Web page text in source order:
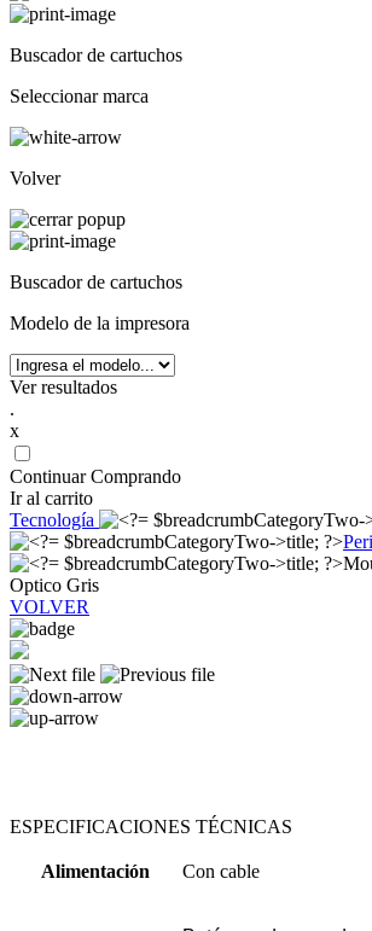
Buscador de cartuchos
Seleccionar marca
Volver
Buscador de cartuchos
Modelo de la impresora
Ver resultados
.
x
Continuar Comprando
Ir al carrito
Tecnología
Optico Gris
VOLVER
ESPECIFICACIONES TÉCNICAS
Alimentación Con cable